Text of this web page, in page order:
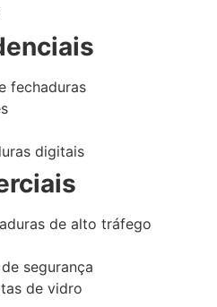
fechaduras
digitais
de alto tráfego
segurança
de vidro